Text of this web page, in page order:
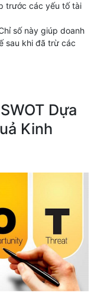
trước các yếu tố tài
số này giúp doanh
sau khi đã trừ các
Dựa
Kinh